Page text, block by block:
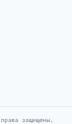
защищены.